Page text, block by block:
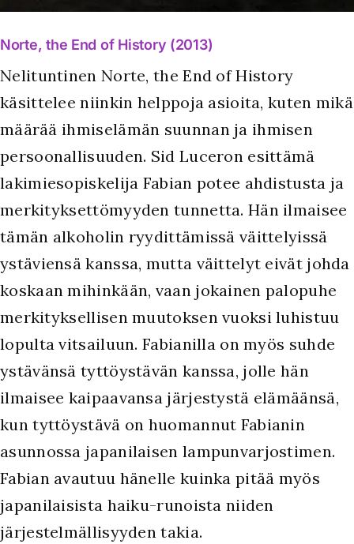
Norte, the End of History (2013)
Nelituntinen Norte, the End of History
käsittelee niinkin helppoja asioita, kuten mikä
määrää ihmiselämän suunnan ja ihmisen
persoonallisuuden. Sid Luceron esittämä
lakimiesopiskelija Fabian potee ahdistusta ja
merkityksettömyyden tunnetta. Hän ilmaisee
tämän alkoholin ryydittämissä väittelyissä
ystäviensä kanssa, mutta väittelyt eivät johda
koskaan mihinkään, vaan jokainen palopuhe
merkityksellisen muutoksen vuoksi luhistuu
lopulta vitsailuun. Fabianilla on myös suhde
ystävänsä tyttöystävän kanssa, jolle hän
ilmaisee kaipaavansa järjestystä elämäänsä,
kun tyttöystävä on huomannut Fabianin
asunnossa japanilaisen lampunvarjostimen.
Fabian avautuu hänelle kuinka pitää myös
japanilaisista haiku-runoista niiden
järjestelmällisyyden takia.